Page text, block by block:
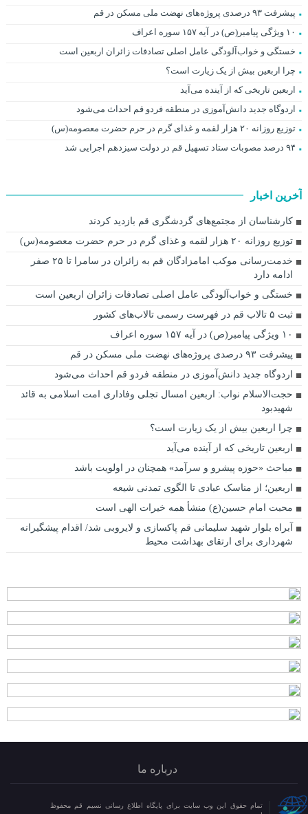
پیشرفت ۹۳ درصدی پروژه‌های نهضت ملی مسکن در قم
۱۰ ویژگی پیامبر(ص) در آیه ۱۵۷ سوره اعراف
خستگی و خواب‌آلودگی عامل اصلی تصادفات زائران اربعین است
چرا اربعین بیش از یک زیارت است؟
اربعین تاریخی که از آینده می‌آید
اردوگاه جدید دانش‌آموزی در منطقه فردو قم احداث می‌شود
توزیع روزانه ۲۰ هزار لقمه و غذای گرم در حرم حضرت معصومه(س)
۹۴ درصد مصوبات ستاد تسهیل قم در دولت سیزدهم اجرایی شد
آخرین اخبار
کارشناسان از مجتمع‌های گردشگری قم بازدید کردند
توزیع روزانه ۲۰ هزار لقمه و غذای گرم در حرم حضرت معصومه(س)
خدمت‌رسانی موکب امامزادگان قم به زائران در سامرا تا ۲۵ صفر
ادامه دارد
خستگی و خواب‌آلودگی عامل اصلی تصادفات زائران اربعین است
ثبت ۵ تالاب قم در فهرست رسمی تالاب‌های کشور
۱۰ ویژگی پیامبر(ص) در آیه ۱۵۷ سوره اعراف
پیشرفت ۹۳ درصدی پروژه‌های نهضت ملی مسکن در قم
اردوگاه جدید دانش‌آموزی در منطقه فردو قم احداث می‌شود
حجت‌الاسلام نواب: اربعین امسال تجلی وفاداری امت اسلامی به قائد
شهیدبود
چرا اربعین بیش از یک زیارت است؟
اربعین تاریخی که از آینده می‌آید
مباحث «حوزه پیشرو و سرآمد» همچنان در اولویت باشد
اربعین؛ از مناسک عبادی تا الگوی تمدنی شیعه
محبت امام حسین(ع) منشأ همه خیرات الهی است
آبراه بلوار شهید سلیمانی قم پاکسازی و لایروبی شد/ اقدام پیشگیرانه
شهرداری برای ارتقای بهداشت محیط
درباره ما
تمام حقوق این وب سایت برای پایگاه اطلاع رسانی نسیم قم محفوظ